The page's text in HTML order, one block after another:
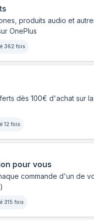
produits audio et
OnePlus
362 fois
dès 100€ d'achat sur la
12 fois
pour vous
commande d'un de
315 fois